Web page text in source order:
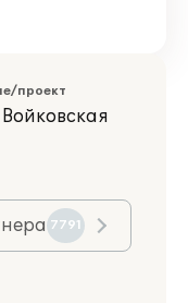
проект
7791